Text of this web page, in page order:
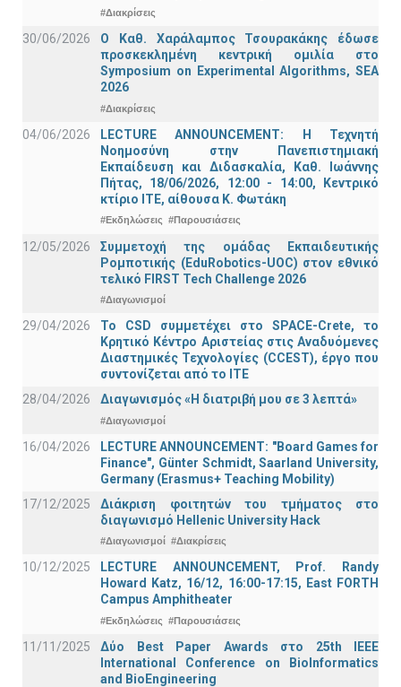
#Διακρίσεις
30/06/2026
Ο Καθ. Χαράλαμπος Τσουρακάκης έδωσε
προσκεκλημένη κεντρική ομιλία στο
Symposium on Experimental Algorithms, SEA
2026
#Διακρίσεις
04/06/2026
LECTURE ANNOUNCEMENT: Η Τεχνητή
Νοημοσύνη στην Πανεπιστημιακή
Εκπαίδευση και Διδασκαλία, Καθ. Ιωάννης
Πήτας, 18/06/2026, 12:00 - 14:00, Κεντρικό
κτίριο ΙΤΕ, αίθουσα Κ. Φωτάκη
#Εκδηλώσεις #Παρουσιάσεις
12/05/2026
Συμμετοχή της ομάδας Εκπαιδευτικής
Ρομποτικής (EduRobotics-UOC) στον εθνικό
τελικό FIRST Tech Challenge 2026
#Διαγωνισμοί
29/04/2026
Το CSD συμμετέχει στο SPACE-Crete, το
Κρητικό Κέντρο Αριστείας στις Αναδυόμενες
Διαστημικές Τεχνολογίες (CCEST), έργο που
συντονίζεται από το ΙΤΕ
28/04/2026
Διαγωνισμός «Η διατριβή μου σε 3 λεπτά»
#Διαγωνισμοί
16/04/2026
LECTURE ANNOUNCEMENT: "Board Games for
Finance", Günter Schmidt, Saarland University,
Germany (Erasmus+ Teaching Mobility)
17/12/2025
Διάκριση φοιτητών του τμήματος στο
διαγωνισμό Hellenic University Hack
#Διαγωνισμοί #Διακρίσεις
10/12/2025
LECTURE ANNOUNCEMENT, Prof. Randy
Howard Katz, 16/12, 16:00-17:15, East FORTH
Campus Amphitheater
#Εκδηλώσεις #Παρουσιάσεις
11/11/2025
Δύο Best Paper Awards στο 25th IEEE
International Conference on BioInformatics
and BioEngineering